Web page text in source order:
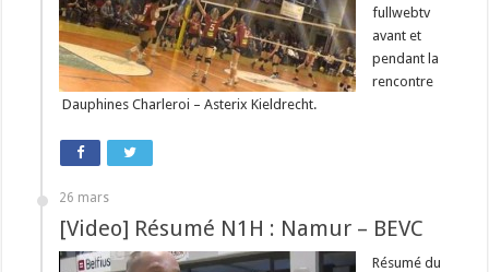
fullwebtv
avant et
pendant la
rencontre
Dauphines Charleroi – Asterix Kieldrecht.
26 mars
[Video] Résumé N1H : Namur – BEVC
Résumé du